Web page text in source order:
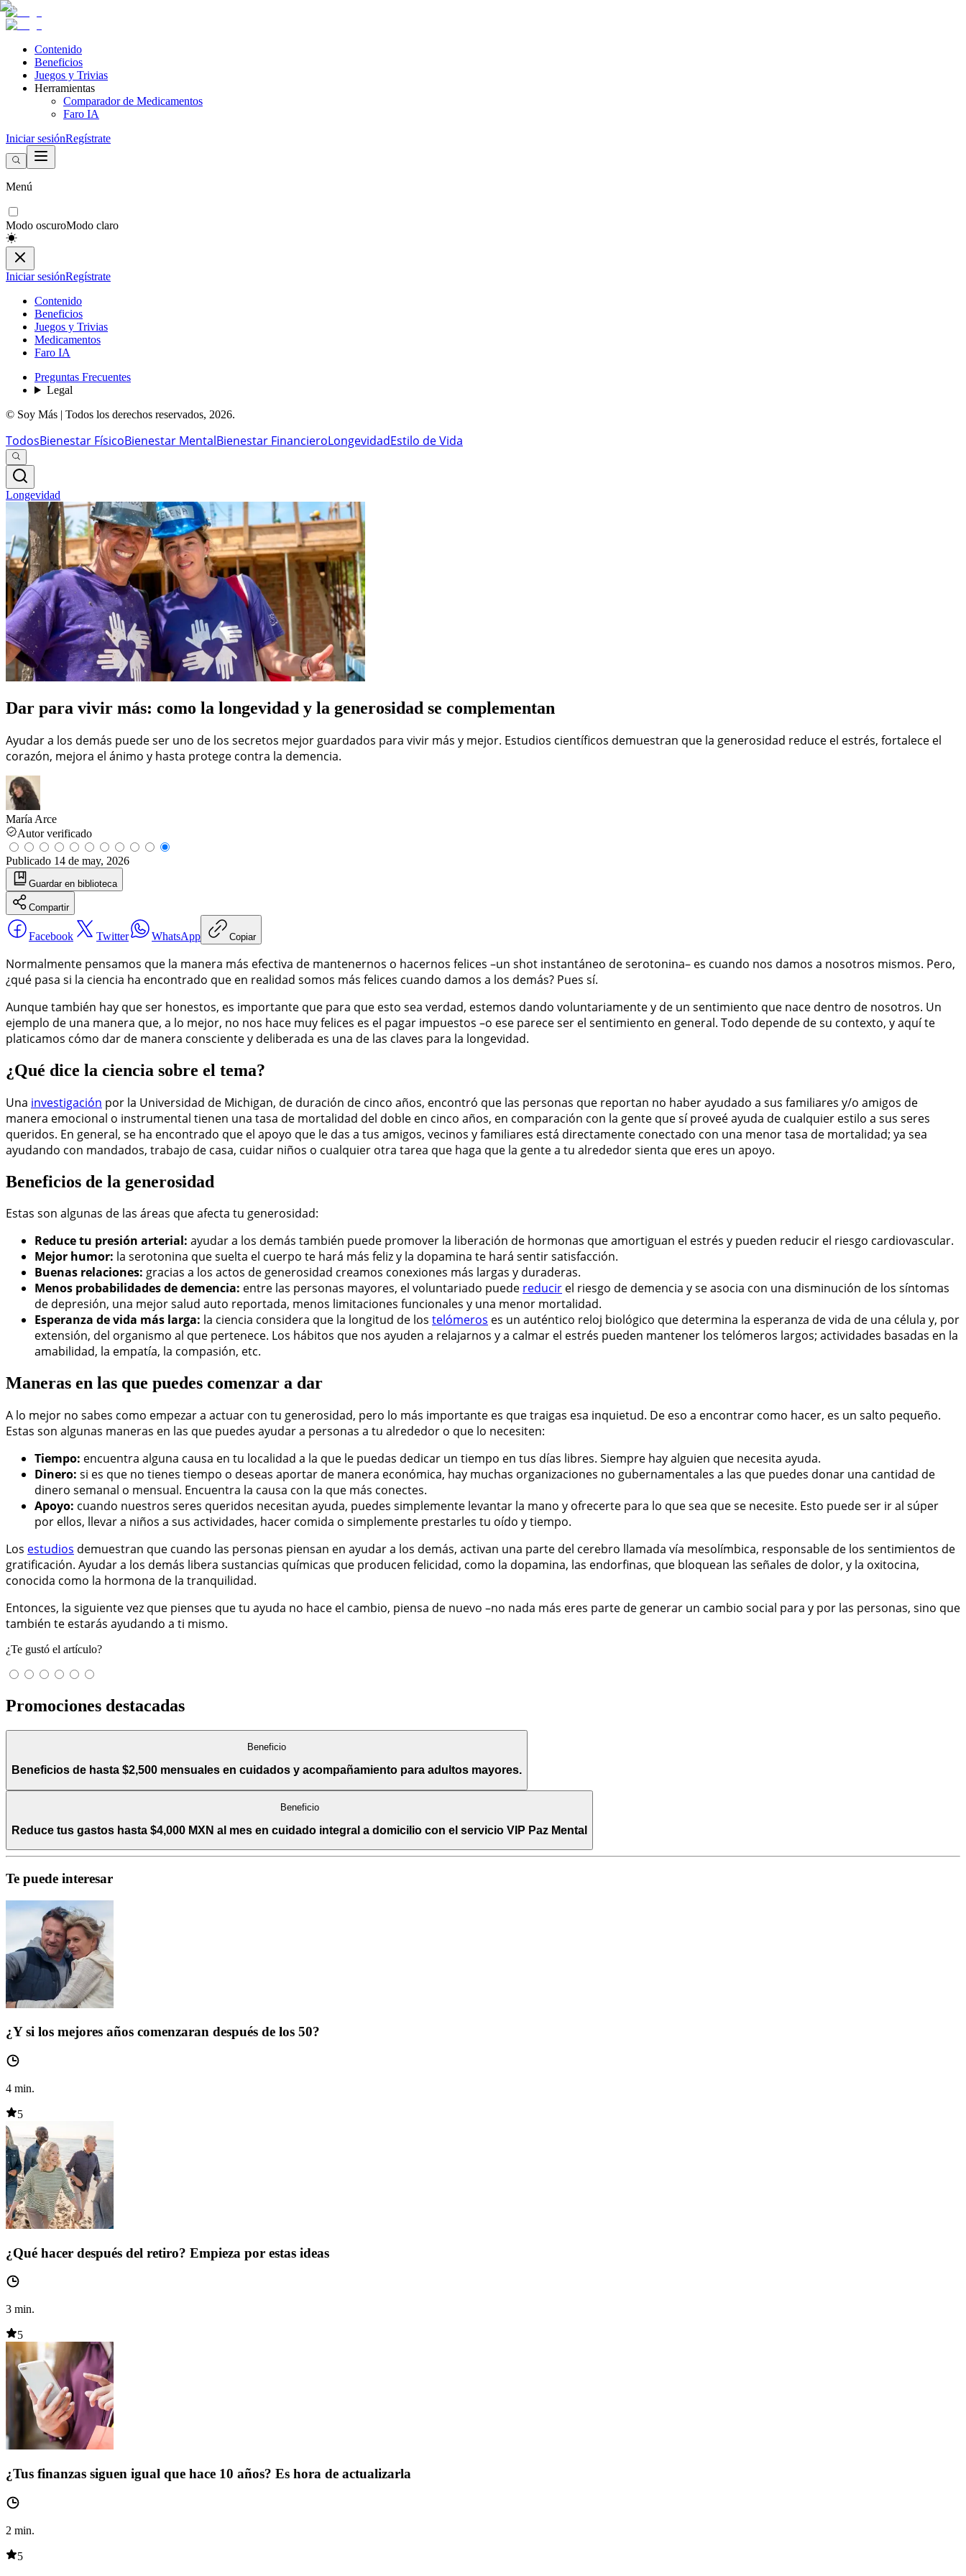
Contenido
Beneficios
Juegos y Trivias
Herramientas
Comparador de Medicamentos
Faro IA
Iniciar sesiónRegístrate
Menú
Modo oscuroModo claro
Iniciar sesiónRegístrate
Contenido
Beneficios
Juegos y Trivias
Medicamentos
Faro IA
Preguntas Frecuentes
Legal
© Soy Más | Todos los derechos reservados, 2026.
TodosBienestar FísicoBienestar MentalBienestar FinancieroLongevidadEstilo de Vida
Longevidad
Dar para vivir más: como la longevidad y la generosidad se complementan
Ayudar a los demás puede ser uno de los secretos mejor guardados para vivir más y mejor. Estudios científicos demuestran que la generosidad reduce el estrés, fortalece el
corazón, mejora el ánimo y hasta protege contra la demencia.
María Arce
Autor verificado
Publicado 14 de may, 2026
Guardar en biblioteca
Compartir
Facebook Twitter WhatsApp Copiar
Normalmente pensamos que la manera más efectiva de mantenernos o hacernos felices –un shot instantáneo de serotonina– es cuando nos damos a nosotros mismos. Pero,
¿qué pasa si la ciencia ha encontrado que en realidad somos más felices cuando damos a los demás? Pues sí.
Aunque también hay que ser honestos, es importante que para que esto sea verdad, estemos dando voluntariamente y de un sentimiento que nace dentro de nosotros. Un
ejemplo de una manera que, a lo mejor, no nos hace muy felices es el pagar impuestos –o ese parece ser el sentimiento en general. Todo depende de su contexto, y aquí te
platicamos cómo dar de manera consciente y deliberada es una de las claves para la longevidad.
¿Qué dice la ciencia sobre el tema?
Una investigación por la Universidad de Michigan, de duración de cinco años, encontró que las personas que reportan no haber ayudado a sus familiares y/o amigos de
manera emocional o instrumental tienen una tasa de mortalidad del doble en cinco años, en comparación con la gente que sí proveé ayuda de cualquier estilo a sus seres
queridos. En general, se ha encontrado que el apoyo que le das a tus amigos, vecinos y familiares está directamente conectado con una menor tasa de mortalidad; ya sea
ayudando con mandados, trabajo de casa, cuidar niños o cualquier otra tarea que haga que la gente a tu alrededor sienta que eres un apoyo.
Beneficios de la generosidad
Estas son algunas de las áreas que afecta tu generosidad:
Reduce tu presión arterial: ayudar a los demás también puede promover la liberación de hormonas que amortiguan el estrés y pueden reducir el riesgo cardiovascular.
Mejor humor: la serotonina que suelta el cuerpo te hará más feliz y la dopamina te hará sentir satisfacción.
Buenas relaciones: gracias a los actos de generosidad creamos conexiones más largas y duraderas.
Menos probabilidades de demencia: entre las personas mayores, el voluntariado puede reducir el riesgo de demencia y se asocia con una disminución de los síntomas
de depresión, una mejor salud auto reportada, menos limitaciones funcionales y una menor mortalidad.
Esperanza de vida más larga: la ciencia considera que la longitud de los telómeros es un auténtico reloj biológico que determina la esperanza de vida de una célula y, por
extensión, del organismo al que pertenece. Los hábitos que nos ayuden a relajarnos y a calmar el estrés pueden mantener los telómeros largos; actividades basadas en la
amabilidad, la empatía, la compasión, etc.
Maneras en las que puedes comenzar a dar
A lo mejor no sabes como empezar a actuar con tu generosidad, pero lo más importante es que traigas esa inquietud. De eso a encontrar como hacer, es un salto pequeño.
Estas son algunas maneras en las que puedes ayudar a personas a tu alrededor o que lo necesiten:
Tiempo: encuentra alguna causa en tu localidad a la que le puedas dedicar un tiempo en tus días libres. Siempre hay alguien que necesita ayuda.
Dinero: si es que no tienes tiempo o deseas aportar de manera económica, hay muchas organizaciones no gubernamentales a las que puedes donar una cantidad de
dinero semanal o mensual. Encuentra la causa con la que más conectes.
Apoyo: cuando nuestros seres queridos necesitan ayuda, puedes simplemente levantar la mano y ofrecerte para lo que sea que se necesite. Esto puede ser ir al súper
por ellos, llevar a niños a sus actividades, hacer comida o simplemente prestarles tu oído y tiempo.
Los estudios demuestran que cuando las personas piensan en ayudar a los demás, activan una parte del cerebro llamada vía mesolímbica, responsable de los sentimientos de
gratificación. Ayudar a los demás libera sustancias químicas que producen felicidad, como la dopamina, las endorfinas, que bloquean las señales de dolor, y la oxitocina,
conocida como la hormona de la tranquilidad.
Entonces, la siguiente vez que pienses que tu ayuda no hace el cambio, piensa de nuevo –no nada más eres parte de generar un cambio social para y por las personas, sino que
también te estarás ayudando a ti mismo.
¿Te gustó el artículo?
Promociones destacadas
Beneficio
Beneficios de hasta $2,500 mensuales en cuidados y acompañamiento para adultos mayores.
Beneficio
Reduce tus gastos hasta $4,000 MXN al mes en cuidado integral a domicilio con el servicio VIP Paz Mental
Te puede interesar
¿Y si los mejores años comenzaran después de los 50?
4 min.
5
¿Qué hacer después del retiro? Empieza por estas ideas
3 min.
5
¿Tus finanzas siguen igual que hace 10 años? Es hora de actualizarla
2 min.
5